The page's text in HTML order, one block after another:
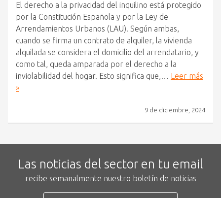
El derecho a la privacidad del inquilino está protegido
por la Constitución Española y por la Ley de
Arrendamientos Urbanos (LAU). Según ambas,
cuando se firma un contrato de alquiler, la vivienda
alquilada se considera el domicilio del arrendatario, y
como tal, queda amparada por el derecho a la
inviolabilidad del hogar. Esto significa que,… Leer más
»
9 de diciembre, 2024
Las noticias del sector en tu email
recibe semanalmente nuestro boletín de noticias